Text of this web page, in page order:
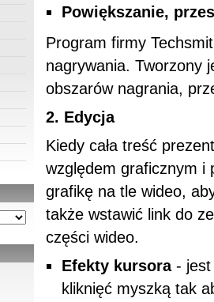
Powiększanie,
Program firmy
nagrywania. Tworzony
obszarów nagrania,
2. Edycja
Kiedy cała treść
względem graficznym i
grafikę na tle wideo,
także wstawić link do
części wideo.
Efekty kursora- jest
kliknięć myszką tak